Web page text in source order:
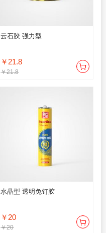
云石胶 强力型
￥21.8
￥21.8
水晶型 透明免钉胶
￥20
￥20